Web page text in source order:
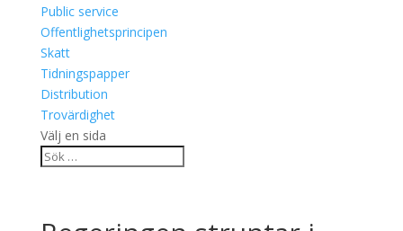
Public service
Offentlighetsprincipen
Skatt
Tidningspapper
Distribution
Trovärdighet
Välj en sida